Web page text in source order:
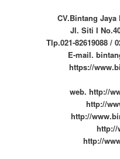
CV.Bintang
Jl. Siti I
Tlp.021-82619088 /
E-mail.
https://
web. http://
http://
http://
http://
http://